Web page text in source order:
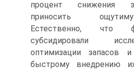
процент снижения
приносить
Естественно, что
субсидировали
оптимизации запасов и
быстрому внедрению